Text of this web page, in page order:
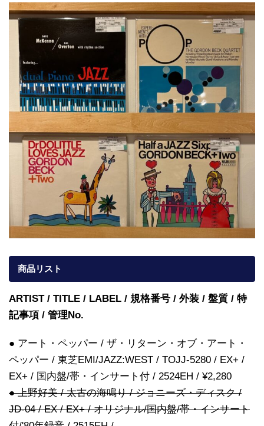
商品リスト
ARTIST / TITLE / LABEL / 規格番号 / 外装 / 盤質 / 特
記事項 / 管理No.
● アート・ペッパー / ザ・リターン・オブ・アート・
ペッパー / 東芝EMI/JAZZ:WEST / TOJJ-5280 / EX+ /
EX+ / 国内盤/帯・インサート付 / 2524EH / ¥2,280
● 上野好美 / 太古の海鳴り / ジョニーズ・ディスク /
JD-04 / EX / EX+ / オリジナル/国内盤/帯・インサート